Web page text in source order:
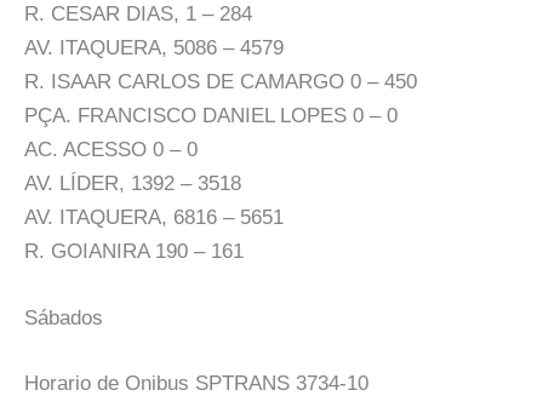
R. CESAR DIAS, 1 – 284
AV. ITAQUERA, 5086 – 4579
R. ISAAR CARLOS DE CAMARGO 0 – 450
PÇA. FRANCISCO DANIEL LOPES 0 – 0
AC. ACESSO 0 – 0
AV. LÍDER, 1392 – 3518
AV. ITAQUERA, 6816 – 5651
R. GOIANIRA 190 – 161
Sábados
Horario de Onibus SPTRANS 3734-10